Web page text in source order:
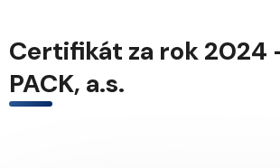
Certifikát za rok 2024
PACK, a.s.